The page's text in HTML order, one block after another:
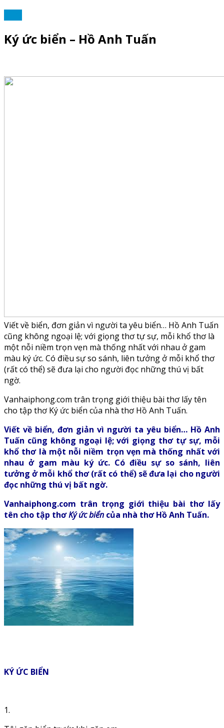
Ký ức biển – Hồ Anh Tuấn
Viết về biển, đơn giản vì người ta yêu biển… Hồ Anh Tuấn
cũng không ngoại lệ; với giọng thơ tự sự, mỗi khổ thơ là
một nỗi niềm trọn vẹn mà thống nhất với nhau ở gam
màu ký ức. Có điều sự so sánh, liên tưởng ở mỗi khổ thơ
(rất có thể) sẽ đưa lại cho người đọc những thú vị bất
ngờ.
Vanhaiphong.com trân trọng giới thiệu bài thơ lấy tên
cho tập thơ Ký ức biển của nhà thơ Hồ Anh Tuấn.
Viết về biển, đơn giản vì người ta yêu biển… Hồ Anh
Tuấn cũng không ngoại lệ; với giọng thơ tự sự, mỗi
khổ thơ là một nỗi niềm trọn vẹn mà thống nhất với
nhau ở gam màu ký ức. Có điều sự so sánh, liên
tưởng ở mỗi khổ thơ (rất có thể) sẽ đưa lại cho người
đọc những thú vị bất ngờ.
Vanhaiphong.com trân trọng giới thiệu bài thơ lấy
tên cho tập thơKý ức biển của nhà thơ Hồ Anh Tuấn.
KÝ ỨC BIỂN
1.